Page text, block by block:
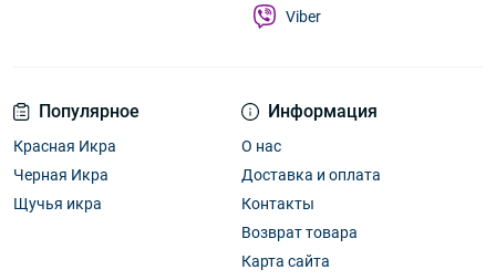
Популярное
Красная Икра
Черная Икра
Щучья икра
Информация
О нас
Доставка и оплата
Контакты
Возврат товара
Карта сайта
Viber